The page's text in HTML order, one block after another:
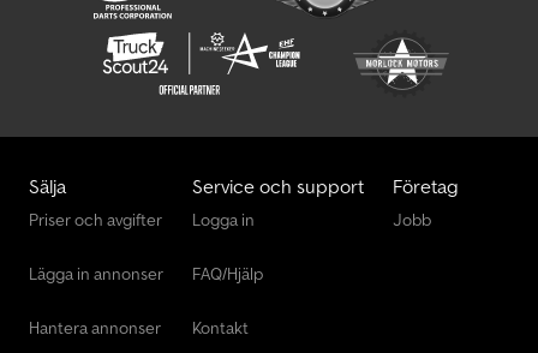
Sälja
Priser och avgifter
Lägga in annonser
Hantera annonser
Service och support
Logga in
FAQ/Hjälp
Kontakt
Företag
Jobb